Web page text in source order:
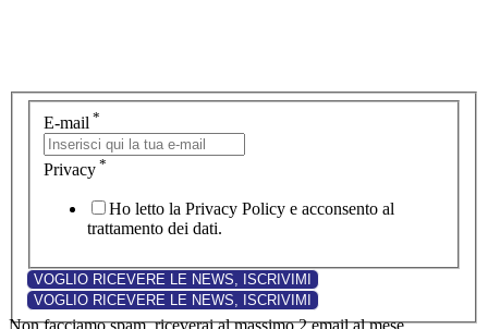
E-mail *
Privacy *
Ho letto la Privacy Policy e acconsento al
trattamento dei dati.
Non facciamo spam, riceverai al massimo 2 email al mese.